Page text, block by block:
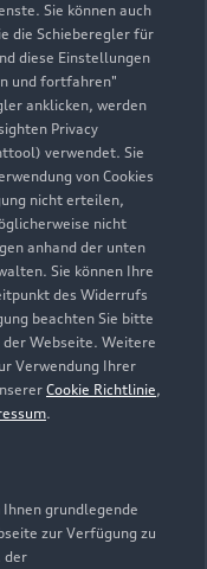
Sie können auch
die Schieberegler für
diese Einstellungen
und fortfahren"
anklicken, werden
Privacy
verwendet. Sie
von Cookies
nicht erteilen,
nicht
anhand der unten
Sie können Ihre
des Widerrufs
beachten Sie bitte
der Webseite. Weitere
Verwendung Ihrer
Cookie Richtlinie,
.
grundlegende
zur Verfügung zu
der